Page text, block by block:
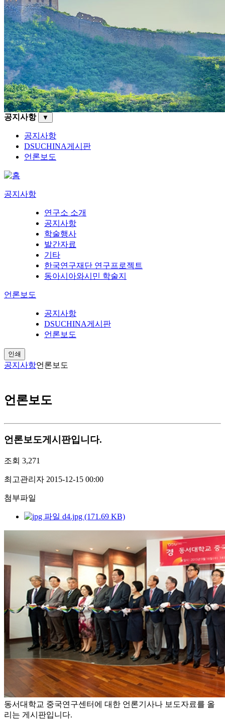
공지사항 ▼
공지사항
DSUCHINA게시판
언론보도
공지사항
연구소 소개
공지사항
학술행사
발간자료
기타
한국연구재단 연구프로젝트
동아시아와시민 학술지
언론보도
공지사항
DSUCHINA게시판
언론보도
인쇄
공지사항언론보도
언론보도
언론보도게시판입니다.
조회 3,271
최고관리자 2015-12-15 00:00
첨부파일
d4.jpg (171.69 KB)
동서대학교 중국연구센터에 대한 언론기사나 보도자료를 올
리는 게시판입니다.